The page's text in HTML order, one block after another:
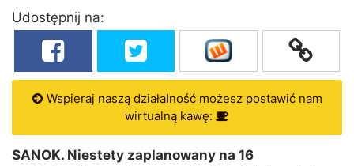
Udostępnij na:
Wspieraj naszą działalność możesz postawić nam
wirtualną kawę:
SANOK. Niestety zaplanowany na 16